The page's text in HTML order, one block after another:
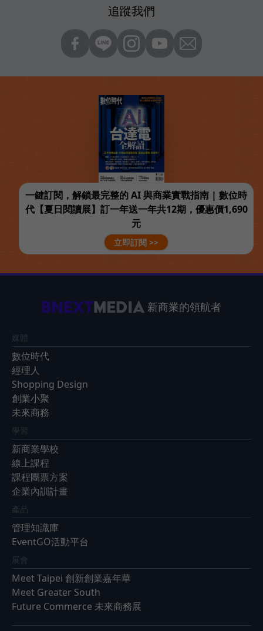
追蹤我們
一鍵訂閱，解鎖最完整的 AI 與商業實戰指南 | 數位時
代【夏日閱讀展】訂一年送一年共12期，優惠價1,690
元
立即訂閱 >>
新商業的領航者
媒體
數位時代
經理人
Shopping Design
創業小聚
未來商務
學習
新商業學校
線上課程
課程團票方案
企業內訓計畫
產品
管理知識庫
EventGO活動平台
展會
Meet Taipei 創新創業嘉年華
Meet Greater South
Future Commerce 未來商務展